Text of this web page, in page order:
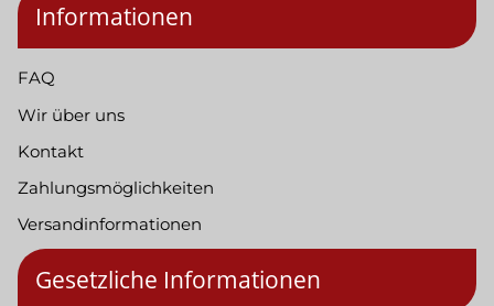
Informationen
FAQ
Wir über uns
Kontakt
Zahlungsmöglichkeiten
Versandinformationen
Gesetzliche Informationen